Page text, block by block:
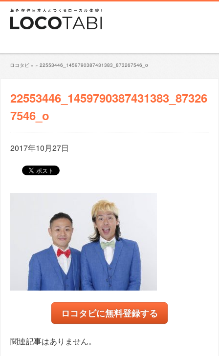
ロコタビ » » 22553446_1459790387431383_873267546_o
22553446_1459790387431383_87326
7546_o
2017年10月27日
ロコタビに無料登録する
関連記事はありません。